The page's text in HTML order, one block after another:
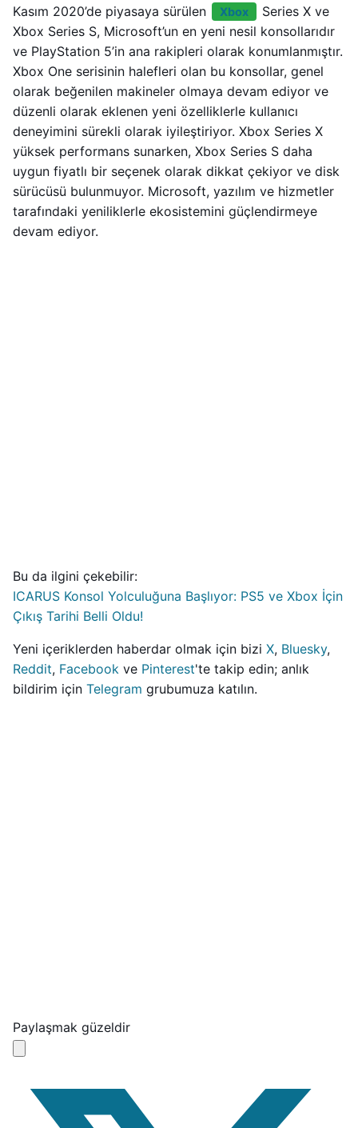
Kasım 2020’de piyasaya sürülen Xbox
Series X ve
Xbox Series S, Microsoft’un en yeni nesil konsollarıdır
ve PlayStation 5’in ana rakipleri olarak konumlanmıştır.
Xbox One serisinin halefleri olan bu konsollar, genel
olarak beğenilen makineler olmaya devam ediyor ve
düzenli olarak eklenen yeni özelliklerle kullanıcı
deneyimini sürekli olarak iyileştiriyor. Xbox Series X
yüksek performans sunarken, Xbox Series S daha
uygun fiyatlı bir seçenek olarak dikkat çekiyor ve disk
sürücüsü bulunmuyor. Microsoft, yazılım ve hizmetler
tarafındaki yeniliklerle ekosistemini güçlendirmeye
devam ediyor.
Bu da ilgini çekebilir:
ICARUS Konsol Yolculuğuna Başlıyor: PS5 ve Xbox İçin
Çıkış Tarihi Belli Oldu!
Yeni içeriklerden haberdar olmak için bizi X, Bluesky,
Reddit, Facebook ve Pinterest'te takip edin; anlık
bildirim için Telegram grubumuza katılın.
Paylaşmak güzeldir